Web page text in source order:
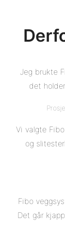
Jeg brukte
det
Vi valgte
og
Fibo
Det går